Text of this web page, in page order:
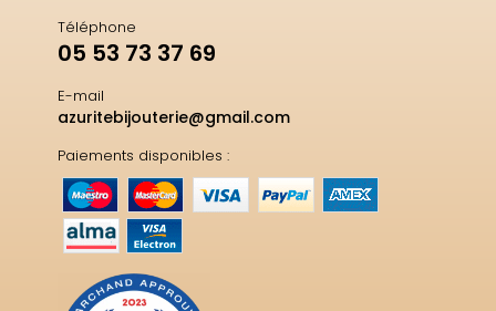
Téléphone
05 53 73 37 69
E-mail
azuritebijouterie@gmail.com
Paiements disponibles :